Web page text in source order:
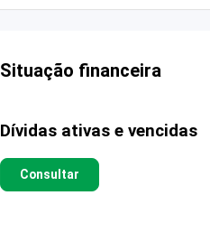
Situação financeira
Dívidas ativas e vencidas
Consultar